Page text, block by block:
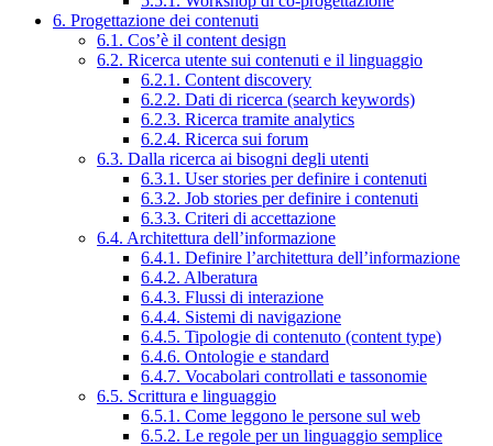
6. Progettazione dei contenuti
6.1. Cos’è il content design
6.2. Ricerca utente sui contenuti e il linguaggio
6.2.1. Content discovery
6.2.2. Dati di ricerca (search keywords)
6.2.3. Ricerca tramite analytics
6.2.4. Ricerca sui forum
6.3. Dalla ricerca ai bisogni degli utenti
6.3.1. User stories per definire i contenuti
6.3.2. Job stories per definire i contenuti
6.3.3. Criteri di accettazione
6.4. Architettura dell’informazione
6.4.1. Definire l’architettura dell’informazione
6.4.2. Alberatura
6.4.3. Flussi di interazione
6.4.4. Sistemi di navigazione
6.4.5. Tipologie di contenuto (content type)
6.4.6. Ontologie e standard
6.4.7. Vocabolari controllati e tassonomie
6.5. Scrittura e linguaggio
6.5.1. Come leggono le persone sul web
6.5.2. Le regole per un linguaggio semplice